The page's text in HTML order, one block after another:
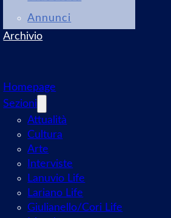
Annunci
Archivio
Homepage
Sezioni
Attualità
Cultura
Arte
Interviste
Lanuvio Life
Lariano Life
Giulianello/Cori Life